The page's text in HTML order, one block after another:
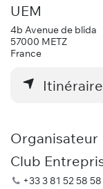
UEM
4b Avenue de blida
57000 METZ
France
Itinéraire
Organisateur
Club
+33 3 81 52 58 58